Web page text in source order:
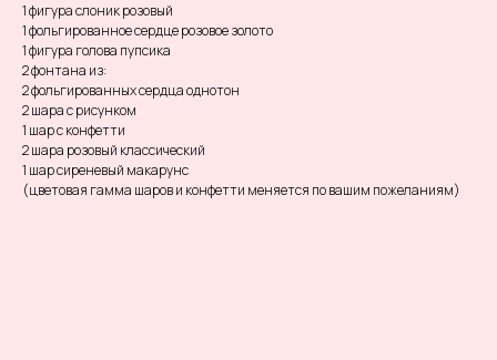
1 фигура слоник розовый
1 фольгированное сердце розовое золото
1 фигура голова пупсика
2 фонтана из:
2 фольгированных сердца однотон
2 шара с рисунком
1 шар с конфетти
2 шара розовый классический
1 шар сиреневый макарунс
(цветовая гамма шаров и конфетти меняется по вашим пожеланиям)